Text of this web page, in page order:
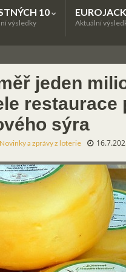
10
výsledky Aktuální
jeden
sýra
Novinky a zprávy z loterie